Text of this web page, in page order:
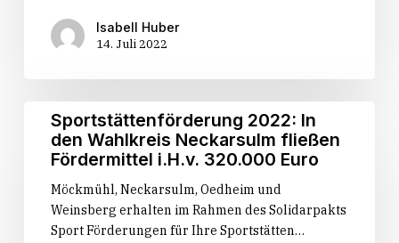
Sportstättenförderung
durch
Isabell Huber
14. Juli 2022
Sportstättenförderung
2022:
Wahlkreis
Neckarsulm
fließen
Sportstättenförderung 2022: In
den Wahlkreis Neckarsulm fließen
Fördermittel i.H.v. 320.000 Euro
Möckmühl, Neckarsulm, Oedheim und
Weinsberg erhalten im Rahmen des Solidarpakts
Sport Förderungen für Ihre Sportstätten…